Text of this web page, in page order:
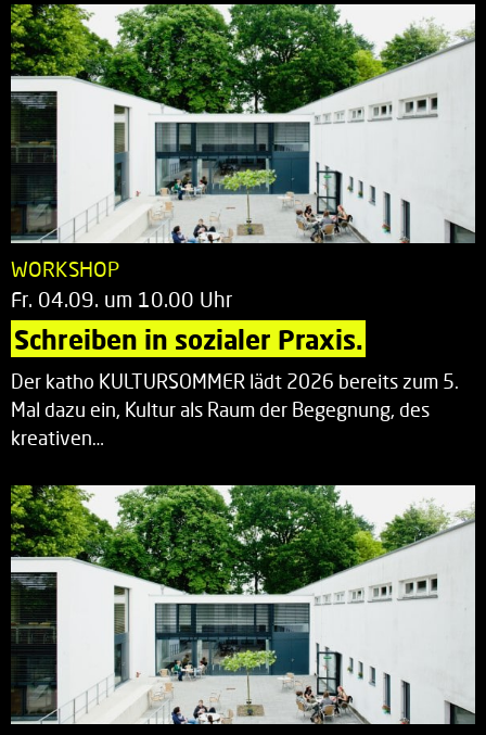
WORKSHOP
Fr. 04.09. um 10.00 Uhr
Schreiben in sozialer Praxis.
Der katho KULTURSOMMER lädt 2026 bereits zum 5.
Mal dazu ein, Kultur als Raum der Begegnung, des
kreativen…